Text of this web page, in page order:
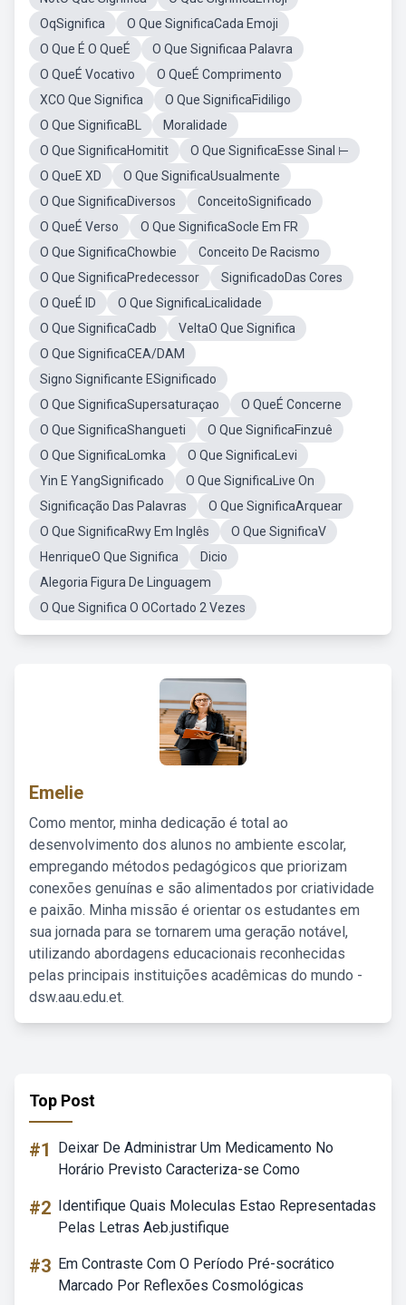
OqSignifica
O Que SignificaCada Emoji
O Que É O QueÉ
O Que Significaa Palavra
O QueÉ Vocativo
O QueÉ Comprimento
XCO Que Significa
O Que SignificaFidiligo
O Que SignificaBL
Moralidade
O Que SignificaHomitit
O Que SignificaEsse Sinal ⊢
O QueE XD
O Que SignificaUsualmente
O Que SignificaDiversos
ConceitoSignificado
O QueÉ Verso
O Que SignificaSocle Em FR
O Que SignificaChowbie
Conceito De Racismo
O Que SignificaPredecessor
SignificadoDas Cores
O QueÉ ID
O Que SignificaLicalidade
O Que SignificaCadb
VeltaO Que Significa
O Que SignificaCEA/DAM
Signo Significante ESignificado
O Que SignificaSupersaturaçao
O QueÉ Concerne
O Que SignificaShangueti
O Que SignificaFinzuê
O Que SignificaLomka
O Que SignificaLevi
Yin E YangSignificado
O Que SignificaLive On
Significação Das Palavras
O Que SignificaArquear
O Que SignificaRwy Em Inglês
O Que SignificaV
HenriqueO Que Significa
Dicio
Alegoria Figura De Linguagem
O Que Significa O OCortado 2 Vezes
Emelie
Como mentor, minha dedicação é total ao
desenvolvimento dos alunos no ambiente escolar,
empregando métodos pedagógicos que priorizam
conexões genuínas e são alimentados por criatividade
e paixão. Minha missão é orientar os estudantes em
sua jornada para se tornarem uma geração notável,
utilizando abordagens educacionais reconhecidas
pelas principais instituições acadêmicas do mundo -
dsw.aau.edu.et.
Top Post
#1
Deixar De Administrar Um Medicamento No
Horário Previsto Caracteriza-se Como
#2 Identifique Quais Moleculas Estao Representadas
Pelas Letras Aeb.justifique
#3 Em Contraste Com O Período Pré-socrático
Marcado Por Reflexões Cosmológicas